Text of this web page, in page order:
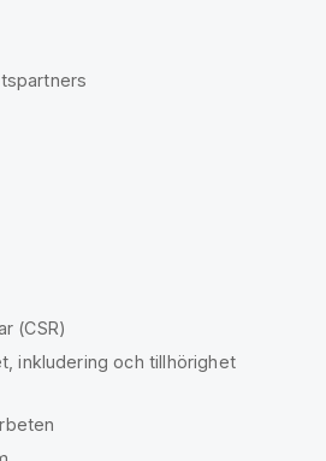
(CSR)
inkludering och tillhörighet